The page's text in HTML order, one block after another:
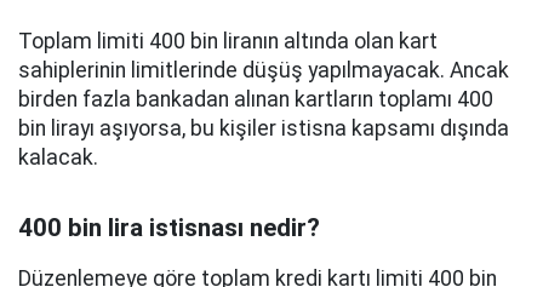
Toplam limiti 400 bin liranın altında olan kart
sahiplerinin limitlerinde düşüş yapılmayacak. Ancak
birden fazla bankadan alınan kartların toplamı 400
bin lirayı aşıyorsa, bu kişiler istisna kapsamı dışında
kalacak.
400 bin lira istisnası nedir?
Düzenlemeye göre toplam kredi kartı limiti 400 bin